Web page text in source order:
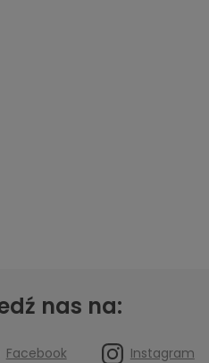
nas na:
Facebook Instagram